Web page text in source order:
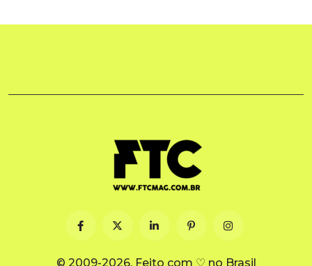
© 2009-2026. Feito com ♡ no Brasil